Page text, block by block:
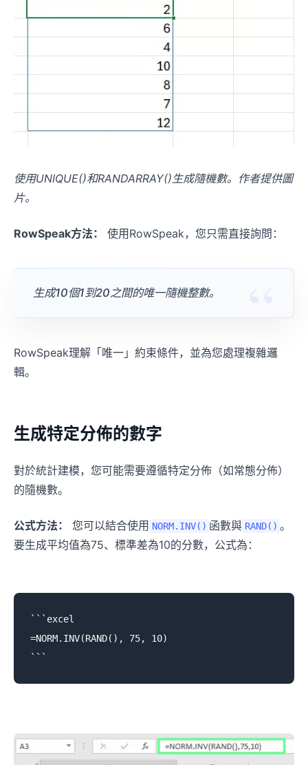
使用UNIQUE()和RANDARRAY()生成隨機數。作者提供圖
片。
RowSpeak方法： 使用RowSpeak，您只需直接詢問：
生成10個1到20之間的唯一隨機整數。
RowSpeak理解「唯一」約束條件，並為您處理複雜邏
輯。
生成特定分佈的數字
對於統計建模，您可能需要遵循特定分佈（如常態分佈）
的隨機數。
公式方法： 您可以結合使用 NORM.INV() 函數與 RAND() 。
要生成平均值為75、標準差為10的分數，公式為：
```excel
=NORM.INV(RAND(), 75, 10) Spreadsheet in Minutes
✨ ✨